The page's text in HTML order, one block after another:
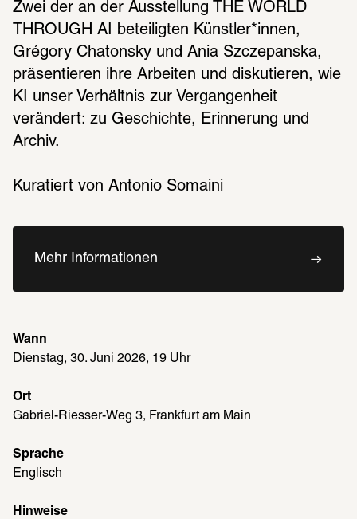
Zwei der an der Ausstellung THE WORLD
THROUGH AI beteiligten Künstler*innen,
Grégory Chatonsky und Ania Szczepanska,
präsentieren ihre Arbeiten und diskutieren, wie
KI unser Verhältnis zur Vergangenheit
verändert: zu Geschichte, Erinnerung und
Archiv.
Kuratiert von Antonio Somaini
Mehr Informationen
Wann
Dienstag, 30. Juni 2026, 19 Uhr
Ort
Gabriel-Riesser-Weg 3, Frankfurt am Main
Sprache
Englisch
Hinweise